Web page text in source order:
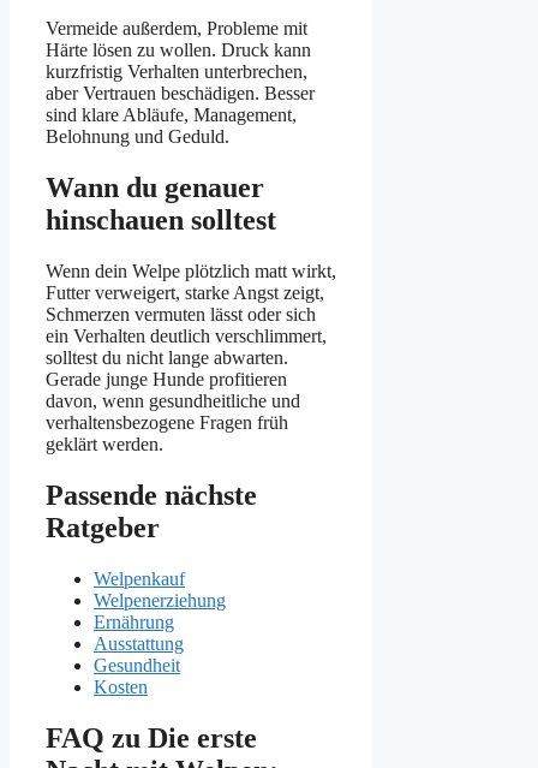
Vermeide außerdem, Probleme mit
Härte lösen zu wollen. Druck kann
kurzfristig Verhalten unterbrechen,
aber Vertrauen beschädigen. Besser
sind klare Abläufe, Management,
Belohnung und Geduld.
Wann du genauer
hinschauen solltest
Wenn dein Welpe plötzlich matt wirkt,
Futter verweigert, starke Angst zeigt,
Schmerzen vermuten lässt oder sich
ein Verhalten deutlich verschlimmert,
solltest du nicht lange abwarten.
Gerade junge Hunde profitieren
davon, wenn gesundheitliche und
verhaltensbezogene Fragen früh
geklärt werden.
Passende nächste
Ratgeber
Welpenkauf
Welpenerziehung
Ernährung
Ausstattung
Gesundheit
Kosten
FAQ zu Die erste